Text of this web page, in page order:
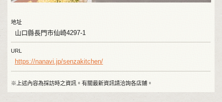
地址
山口縣長門市仙崎4297-1
URL
https://nanavi.jp/senzakitchen/
※上述內容為採訪時之資訊。有關最新資訊請洽詢各店鋪。